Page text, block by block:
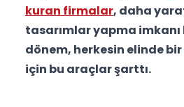
kuran firmalar, daha
tasarımlar yapma
dönem, herkesin elinde
için bu araçlar şarttı.